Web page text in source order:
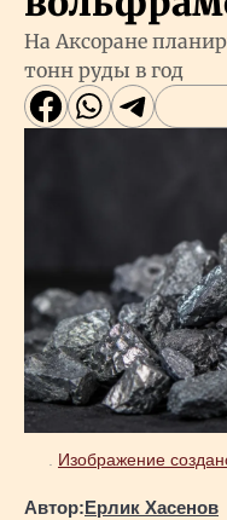
На Аксоране
тонн руды в год
Изображение
Автор:Ерлик Хасенов